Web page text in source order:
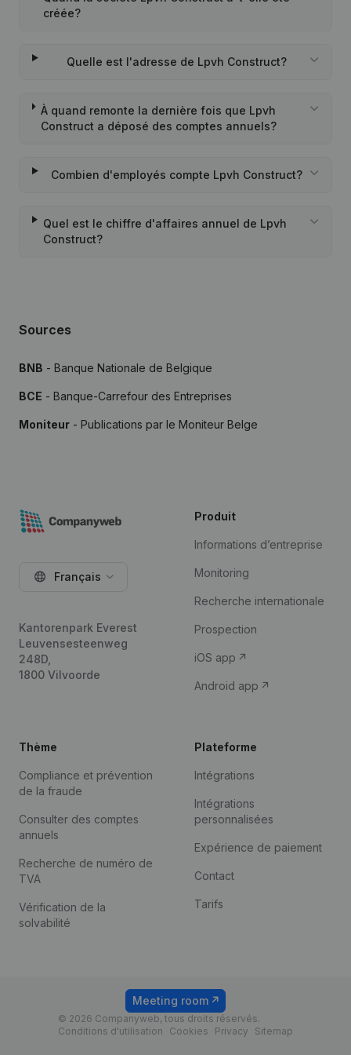
créée?
Quelle est l'adresse de Lpvh Construct?
À quand remonte la dernière fois que Lpvh
Construct a déposé des comptes annuels?
Combien d'employés compte Lpvh Construct?
Quel est le chiffre d'affaires annuel de Lpvh
Construct?
Sources
BNB - Banque Nationale de Belgique
BCE - Banque-Carrefour des Entreprises
Moniteur - Publications par le Moniteur Belge
Français
Kantorenpark Everest
Leuvensesteenweg
248D,
1800 Vilvoorde
Produit
Informations d’entreprise
Monitoring
Recherche internationale
Prospection
iOS app
Android app
Thème
Compliance et prévention
de la fraude
Consulter des comptes
annuels
Recherche de numéro de
TVA
Vérification de la
solvabilité
Plateforme
Intégrations
Intégrations
personnalisées
Expérience de paiement
Contact
Tarifs
© 2026 Companyweb, tous droits réservés.
Conditions d'utilisation
Cookies Privacy Sitemap
Meeting room